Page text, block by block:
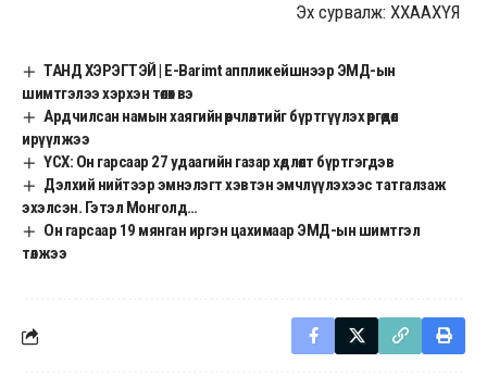
Эх сурвалж: ХХААХҮЯ
ТАНД ХЭРЭГТЭЙ | E-Barimt аппликейшнээр ЭМД-ын
шимтгэлээ хэрхэн төлөх вэ
Ардчилсан намын хаягийн өөрчлөлтийг бүртгүүлэх өргөдөл
ирүүлжээ
ҮСХ: Он гарсаар 27 удаагийн газар хөдлөлт бүртгэгдэв
Дэлхий нийтээр эмнэлэгт хэвтэн эмчлүүлэхээс татгалзаж
эхэлсэн. Гэтэл Монголд…
Он гарсаар 19 мянган иргэн цахимаар ЭМД-ын шимтгэл
төлжээ